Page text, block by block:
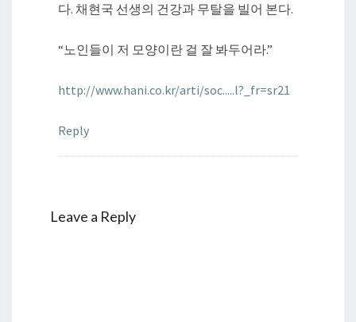
다. 채현국 선생의 건강과 무탈을 빌어 본다.
“노인들이 저 모양이란 걸 잘 봐두어라.”
http://www.hani.co.kr/arti/soc.....l?_fr=sr21
Reply
Leave a Reply